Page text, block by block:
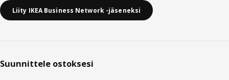
Liity IKEA Business Network -jäseneksi
Suunnittele ostoksesi